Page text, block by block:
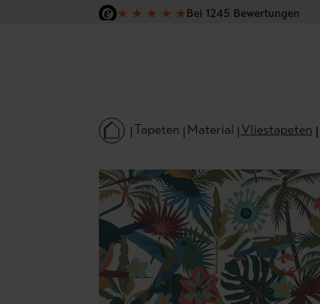
Hauptinhalt springen
Zur Suche springen
Zur Hauptnavigation springen
★ ★ ★ ★ ★Bei 1245 Bewertungen
Tapeten Material Vliestapeten